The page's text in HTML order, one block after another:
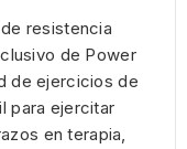
resistencia
de Power
de ejercicios de
para ejercitar
en terapia,